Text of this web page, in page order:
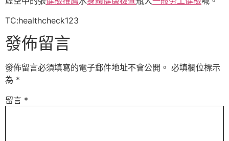
TC:healthcheck123
發佈留言
發佈留言必須填寫的電子郵件地址不會公開。 必填欄位標示
為 *
留言 *